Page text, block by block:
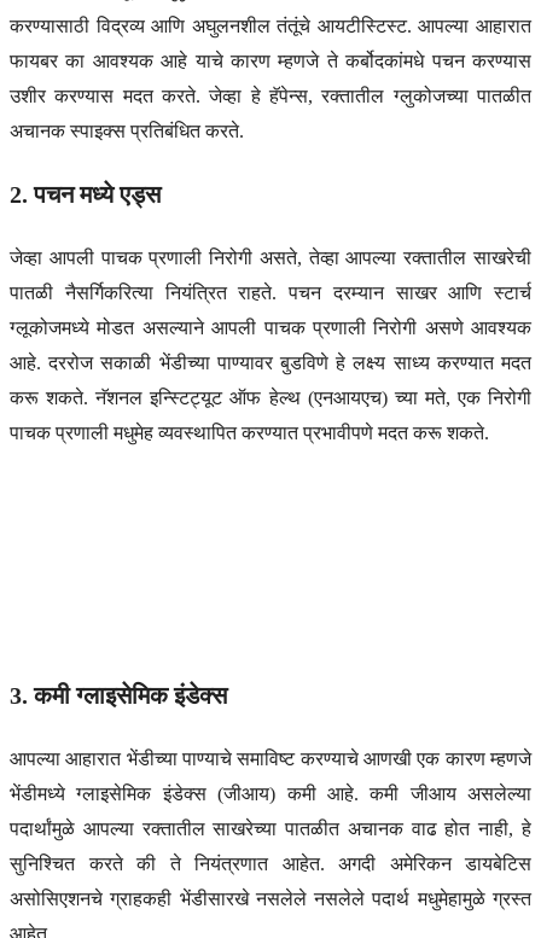
करण्यासाठी विद्रव्य आणि अघुलनशील तंतूंचे आयटीस्टिस्ट. आपल्या आहारात
फायबर का आवश्यक आहे याचे कारण म्हणजे ते कर्बोदकांमधे पचन करण्यास
उशीर करण्यास मदत करते. जेव्हा हे हॅपेन्स, रक्तातील ग्लुकोजच्या पातळीत
अचानक स्पाइक्स प्रतिबंधित करते.
2. पचन मध्ये एड्स
जेव्हा आपली पाचक प्रणाली निरोगी असते, तेव्हा आपल्या रक्तातील साखरेची
पातळी नैसर्गिकरित्या नियंत्रित राहते. पचन दरम्यान साखर आणि स्टार्च
ग्लूकोजमध्ये मोडत असल्याने आपली पाचक प्रणाली निरोगी असणे आवश्यक
आहे. दररोज सकाळी भेंडीच्या पाण्यावर बुडविणे हे लक्ष्य साध्य करण्यात मदत
करू शकते. नॅशनल इन्स्टिट्यूट ऑफ हेल्थ (एनआयएच) च्या मते, एक निरोगी
पाचक प्रणाली मधुमेह व्यवस्थापित करण्यात प्रभावीपणे मदत करू शकते.
3. कमी ग्लाइसेमिक इंडेक्स
आपल्या आहारात भेंडीच्या पाण्याचे समाविष्ट करण्याचे आणखी एक कारण म्हणजे
भेंडीमध्ये ग्लाइसेमिक इंडेक्स (जीआय) कमी आहे. कमी जीआय असलेल्या
पदार्थांमुळे आपल्या रक्तातील साखरेच्या पातळीत अचानक वाढ होत नाही, हे
सुनिश्चित करते की ते नियंत्रणात आहेत. अगदी अमेरिकन डायबेटिस
असोसिएशनचे ग्राहकही भेंडीसारखे नसलेले नसलेले पदार्थ मधुमेहामुळे ग्रस्त
आहेत.